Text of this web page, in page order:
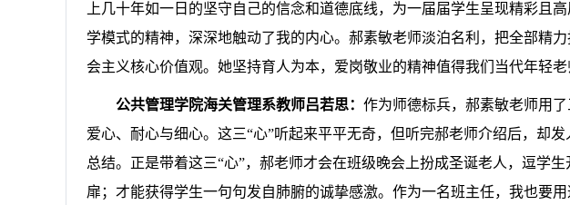
上几十年如一日的坚守自己的信念和道德底线，为一届届学生呈现精彩且
学模式的精神，深深地触动了我的内心。郝素敏老师淡泊名利，把全部精力
会主义核心价值观。 她坚持育人为本，爱岗敬业的精神值得我们当代年轻老
公共管理学院海关管理系教师吕若思： 作为师德标兵，郝素敏老师用
爱心、耐心与细心。这三“心”听起来平平无奇，但听完郝老师介绍后，却
总结。正是带着这三“心”，郝老师才会在班级晚会上扮成圣诞老人，逗学
扉；才能获得学生一句句发自肺腑的诚挚感激。作为一名班主任，我也要